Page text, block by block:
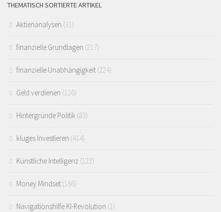
THEMATISCH SORTIERTE ARTIKEL
Aktienanalysen (31)
finanzielle Grundlagen (217)
finanzielle Unabhängigkeit (224)
Geld verdienen (126)
Hintergründe Politik (83)
kluges Investieren (414)
Künstliche Intelligenz (123)
Money Mindset (166)
Navigationshilfe KI-Revolution (1)